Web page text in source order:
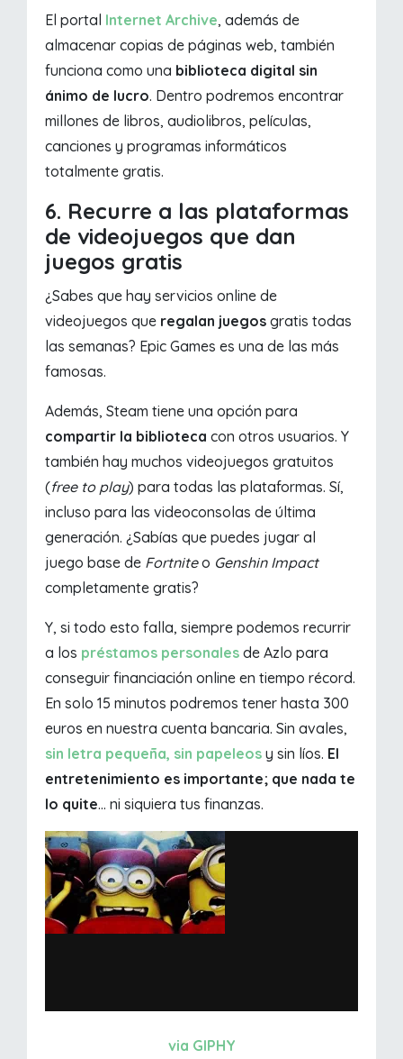
El portal Internet Archive, además de
almacenar copias de páginas web, también
funciona como una biblioteca digital sin
ánimo de lucro. Dentro podremos encontrar
millones de libros, audiolibros, películas,
canciones y programas informáticos
totalmente gratis.
6. Recurre a las plataformas
de videojuegos que dan
juegos gratis
¿Sabes que hay servicios online de
videojuegos que regalan juegos gratis todas
las semanas? Epic Games es una de las más
famosas.
Además, Steam tiene una opción para
compartir la biblioteca con otros usuarios. Y
también hay muchos videojuegos gratuitos
(free to play) para todas las plataformas. Sí,
incluso para las videoconsolas de última
generación. ¿Sabías que puedes jugar al
juego base de Fortniteo Genshin Impact
completamente gratis?
Y, si todo esto falla, siempre podemos recurrir
a los préstamos personales de Azlo para
conseguir financiación online en tiempo récord.
En solo 15 minutos podremos tener hasta 300
euros en nuestra cuenta bancaria. Sin avales,
sin letra pequeña, sin papeleos y sin líos. El
entretenimiento es importante; que nada te
lo quite... ni siquiera tus finanzas.
via GIPHY